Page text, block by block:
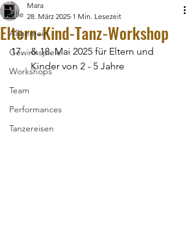
Alle
Allgemein
Gewinnspiele
Workshops
Team
Performances
Tanzereisen
Eltern-Kind-Tanz-Workshop
Mara
28. März 2025 1 Min. Lesezeit
& 18. Mai 2025 für Eltern und
Kinder von 2 - 5 Jahre